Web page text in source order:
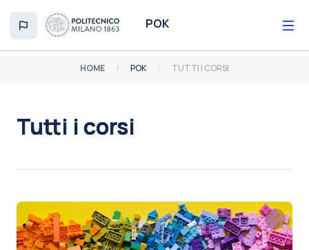
POK
HOME POK TUTTI I CORSI
Tutti i corsi